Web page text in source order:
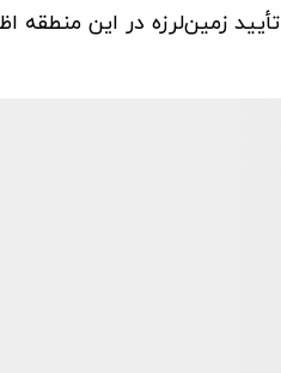
تأیید زمین‌لرزه در این